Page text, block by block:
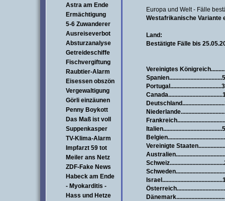
Astra am Ende
Ermächtigung
5-6 Zuwanderer
Ausreiseverbot
Absturzanalyse
Getreideschiffe
Fischvergiftung
Raubtier-Alarm
Eisessen obszön
Vergewaltigung
Görli einzäunen
Penny Boykott
Das Maß ist voll
Suppenkasper
TV-Klima-Alarm
Impfarzt 59 tot
Meiler ans Netz
ZDF-Fake News
Habeck am Ende
- Myokarditis -
Hass und Hetze
Europa und Welt - Fälle
Westafrikanische Variante
Land:
Bestätigte Fälle bis
Vereinigtes
Vereinigte